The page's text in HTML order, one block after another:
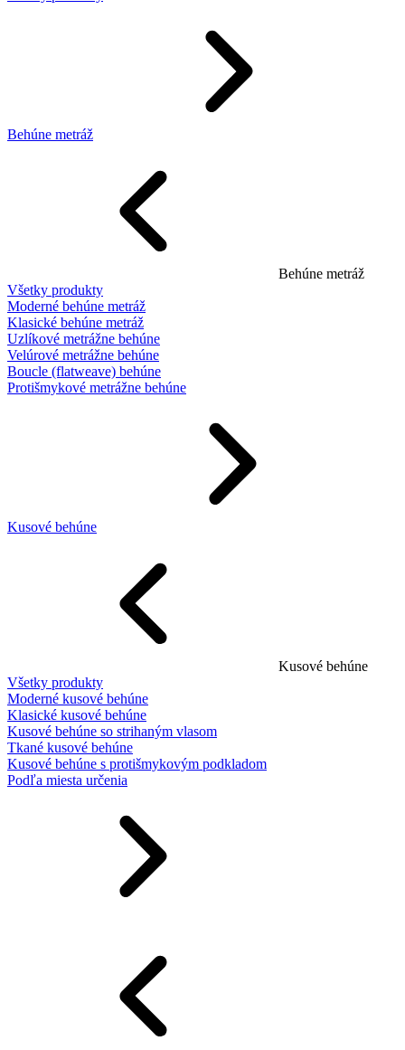
Behúne metráž
Behúne metráž
Všetky produkty
Moderné behúne metráž
Klasické behúne metráž
Uzlíkové metrážne behúne
Velúrové metrážne behúne
Boucle (flatweave) behúne
Protišmykové metrážne behúne
Kusové behúne
Kusové behúne
Všetky produkty
Moderné kusové behúne
Klasické kusové behúne
Kusové behúne so strihaným vlasom
Tkané kusové behúne
Kusové behúne s protišmykovým podkladom
Podľa miesta určenia